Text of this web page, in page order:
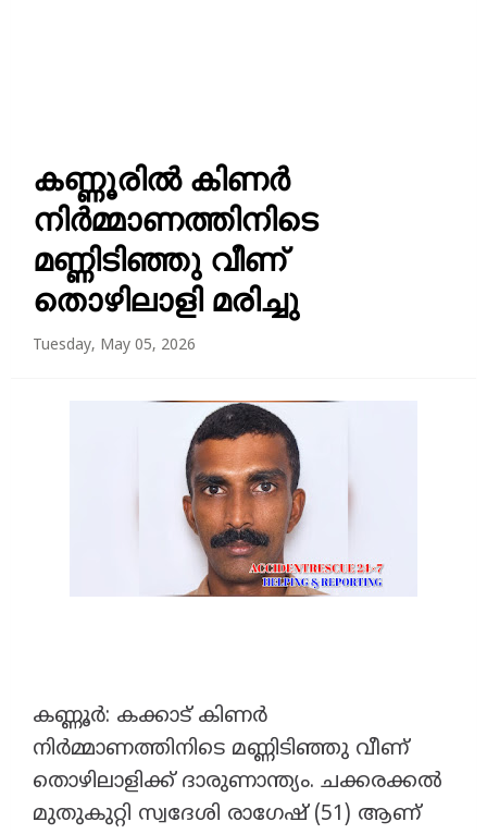
കണ്ണൂരിൽ കിണർ
നിർമ്മാണത്തിനിടെ
മണ്ണിടിഞ്ഞു വീണ്
തൊഴിലാളി മരിച്ചു
Tuesday, May 05, 2026
കണ്ണൂർ: കക്കാട് കിണർ
നിർമ്മാണത്തിനിടെ മണ്ണിടിഞ്ഞു വീണ്
തൊഴിലാളിക്ക് ദാരുണാന്ത്യം. ചക്കരക്കൽ
മുതുകുറ്റി സ്വദേശി രാഗേഷ് (51) ആണ്